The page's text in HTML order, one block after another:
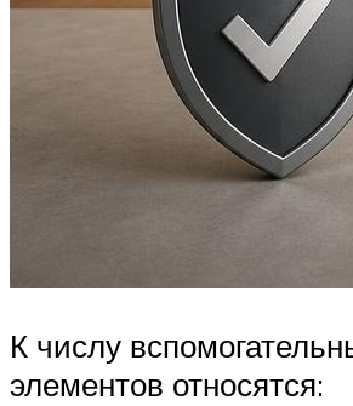
К числу
элементов относятся: